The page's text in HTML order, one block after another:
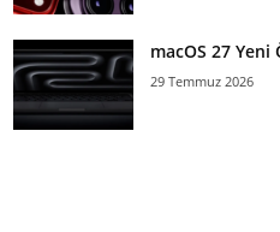
macOS 27
29 Temmuz 2026